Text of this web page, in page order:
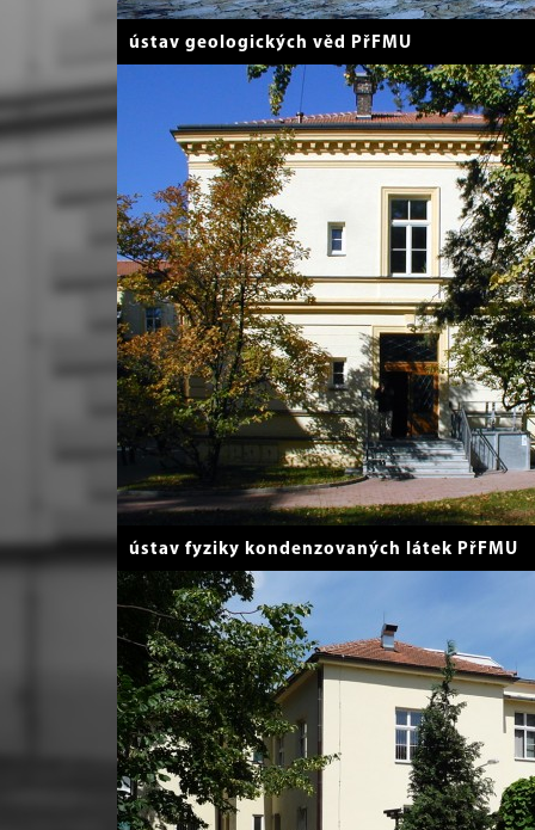
ústav geologických věd PřFMU
ústav fyziky kondenzovaných látek PřFMU